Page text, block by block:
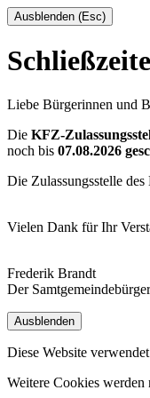
Ausblenden (Esc)
Liebe Bürgerinnen und
Die KFZ-
noch bis 07.08.2026
Die Zulassungsstelle
Vielen Dank für Ihr
Frederik Brandt
Der
Ausblenden
Diese Website
Weitere Cookies